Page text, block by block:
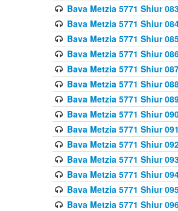
Bava Metzia 5771 Shiur
Bava Metzia 5771 Shiur
Bava Metzia 5771 Shiur
Bava Metzia 5771 Shiur
Bava Metzia 5771 Shiur
Bava Metzia 5771 Shiur
Bava Metzia 5771 Shiur
Bava Metzia 5771 Shiur
Bava Metzia 5771 Shiur
Bava Metzia 5771 Shiur
Bava Metzia 5771 Shiur
Bava Metzia 5771 Shiur
Bava Metzia 5771 Shiur
Bava Metzia 5771 Shiur